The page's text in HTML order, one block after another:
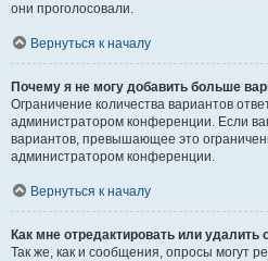
они проголосовали.
Вернуться к началу
Почему я не могу добавить больше
Ограничение количества вариантов
администратором конференции. Если
вариантов, превышающее это
администратором конференции.
Вернуться к началу
Как мне отредактировать или удалить
Так же, как и сообщения, опросы могут